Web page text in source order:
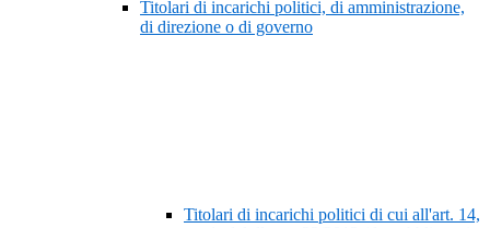
Titolari di incarichi politici, di amministrazione,
di direzione o di governo
Titolari di incarichi politici di cui all'art. 14,